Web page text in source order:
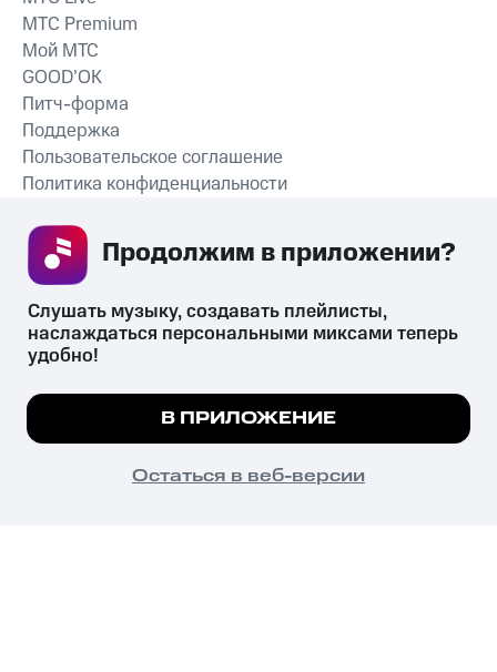
СКАЧАТЬ ПРИЛОЖЕНИЕ
MTС Premium
Мой МТС
GOOD’OK
Питч-форма
Поддержка
Пользовательское соглашение
Политика конфиденциальности
психотропных веществ, их аналогов причиняет вред здоровью,
их незаконный оборот запрещён и влечёт установленную
законодательством ответственность.
© 2026 ООО «КИОН».
Все права защищены
Мы используем куки, чтобы на сайте все
Подробнее
ПОНЯТНО
Слушать музыку, создавать плейлисты,
наслаждаться персональными миксами теперь
удобно!
В ПРИЛОЖЕНИЕ
Остаться в веб-версии